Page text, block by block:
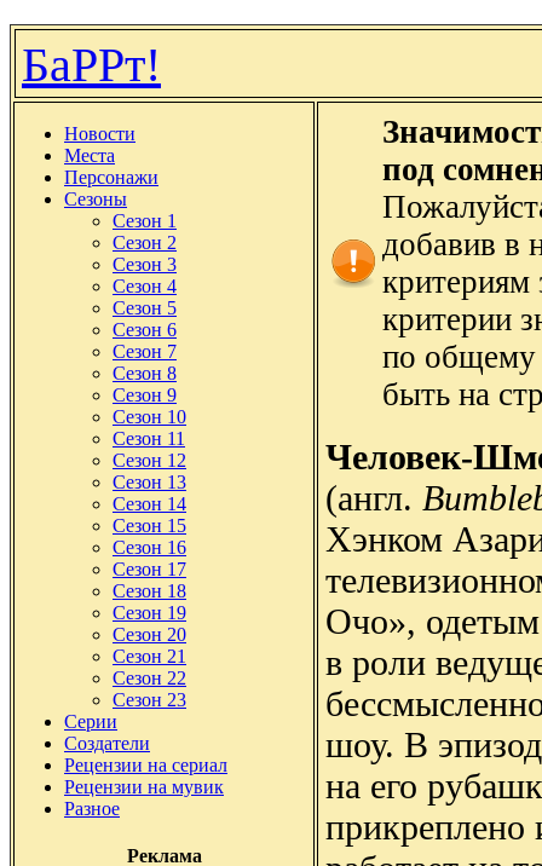
БаРРт!
Новости
Места
Персонажи
Сезоны
Сезон 1
Сезон 2
Сезон 3
Сезон 4
Сезон 5
Сезон 6
Сезон 7
Сезон 8
Сезон 9
Сезон 10
Сезон 11
Сезон 12
Сезон 13
Сезон 14
Сезон 15
Сезон 16
Сезон 17
Сезон 18
Сезон 19
Сезон 20
Сезон 21
Сезон 22
Сезон 23
Серии
Создатели
Рецензии на сериал
Рецензии на мувик
Разное
Реклама
под
добавив в
критериям
критерии
по общему
быть на
Человек-
(англ.
Хэнком
Очо»,
в роли
шоу. В
на его